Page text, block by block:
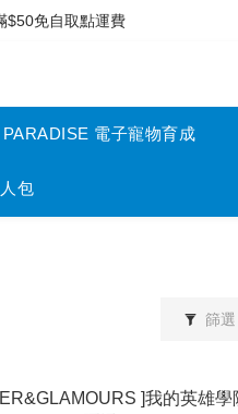
Trade自取點運費
$50免自取點運費
自取點運費
電子寵物育成
包
篩選